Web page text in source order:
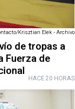
Krisztian Elek - Archivo
de tropas a
Fuerza de
HACE 20 HORAS